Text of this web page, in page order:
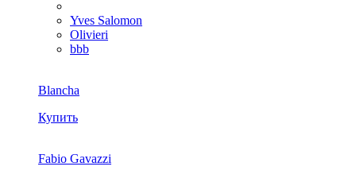
Yves Salomon
Olivieri
bbb
Blancha
Купить
Fabio Gavazzi